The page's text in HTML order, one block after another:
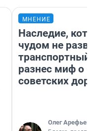
МНЕНИЕ
Наследие,
чудом не
транспортный
разнес миф о
советских
Олег Арефьев